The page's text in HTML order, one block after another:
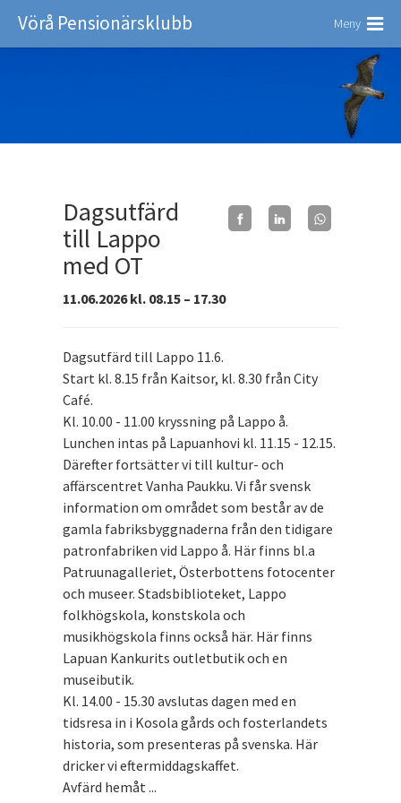
Vörå Pensionärsklubb Meny
Dagsutfärd
till Lappo
med OT
11.06.2026 kl. 08.15 – 17.30
Dagsutfärd till Lappo 11.6.
Start kl. 8.15 från Kaitsor, kl. 8.30 från City
Café.
Kl. 10.00 - 11.00 kryssning på Lappo å.
Lunchen intas på Lapuanhovi kl. 11.15 - 12.15.
Därefter fortsätter vi till kultur- och
affärscentret Vanha Paukku. Vi får svensk
information om området som består av de
gamla fabriksbyggnaderna från den tidigare
patronfabriken vid Lappo å. Här finns bl.a
Patruunagalleriet, Österbottens fotocenter
och museer. Stadsbiblioteket, Lappo
folkhögskola, konstskola och
musikhögskola finns också här. Här finns
Lapuan Kankurits outletbutik och en
museibutik.
Kl. 14.00 - 15.30 avslutas dagen med en
tidsresa in i Kosola gårds och fosterlandets
historia, som presenteras på svenska. Här
dricker vi eftermiddagskaffet.
Avfärd hemåt ...